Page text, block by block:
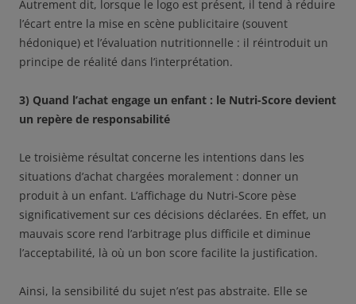
Autrement dit, lorsque le logo est présent, il tend à réduire
l’écart entre la mise en scène publicitaire (souvent
hédonique) et l’évaluation nutritionnelle : il réintroduit un
principe de réalité dans l’interprétation.
3) Quand l’achat engage un enfant : le Nutri-Score devient
un repère de responsabilité
Le troisième résultat concerne les intentions dans les
situations d’achat chargées moralement : donner un
produit à un enfant. L’affichage du Nutri-Score pèse
significativement sur ces décisions déclarées. En effet, un
mauvais score rend l’arbitrage plus difficile et diminue
l’acceptabilité, là où un bon score facilite la justification.
Ainsi, la sensibilité du sujet n’est pas abstraite. Elle se